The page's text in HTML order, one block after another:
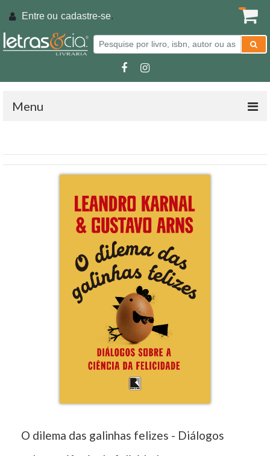
Entre ou cadastre-se.
Menu
O dilema das galinhas felizes - Diálogos